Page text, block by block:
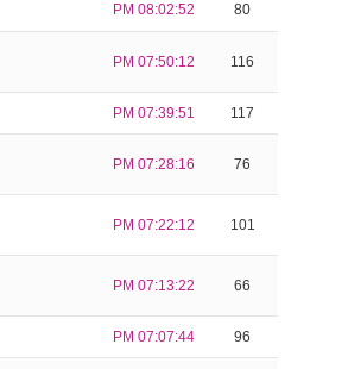
PM 08:02:52 80
PM 07:50:12 116
PM 07:39:51 117
PM 07:28:16 76
PM 07:22:12 101
PM 07:13:22 66
PM 07:07:44 96